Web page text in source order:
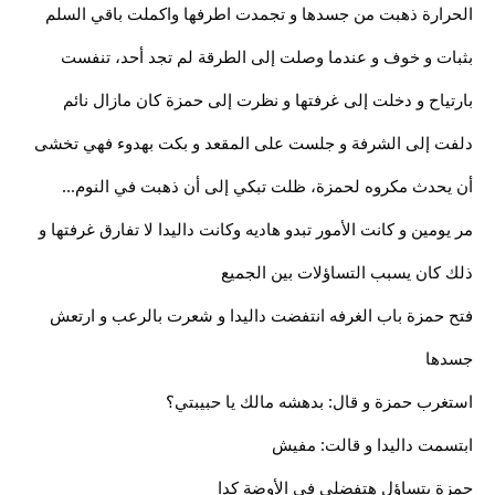
الحرارة ذهبت من جسدها و تجمدت اطرفها واكملت باقي السلم
بثبات و خوف و عندما وصلت إلى الطرقة لم تجد أحد، تنفست
بارتياح و دخلت إلى غرفتها و نظرت إلى حمزة كان مازال نائم
دلفت إلى الشرفة و جلست على المقعد و بكت بهدوء فهي تخشى
أن يحدث مكروه لحمزة، ظلت تبكي إلى أن ذهبت في النوم...
مر يومين و كانت الأمور تبدو هاديه وكانت داليدا لا تفارق غرفتها و
ذلك كان يسبب التساؤلات بين الجميع
فتح حمزة باب الغرفه انتفضت داليدا و شعرت بالرعب و ارتعش
جسدها
استغرب حمزة و قال: بدهشه مالك يا حبيبتي؟
ابتسمت داليدا و قالت: مفيش
حمزة بتساؤل هتفضلي في الأوضة كدا